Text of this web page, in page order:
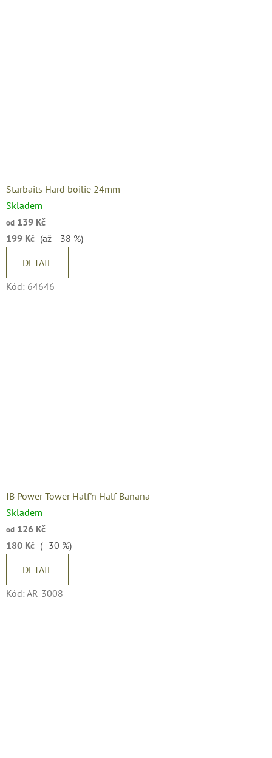
Starbaits Hard boilie 24mm
Skladem
od 139 Kč
199 Kč (až –38 %)
DETAIL
Kód: 64646
IB Power Tower Half'n Half Banana
Skladem
od 126 Kč
180 Kč (–30 %)
DETAIL
Kód: AR-3008